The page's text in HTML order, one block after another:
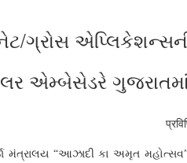
ગ્રોસ
એમ્બેસેડરે
મંત્રાલય “આઝાદી કા અમૃત